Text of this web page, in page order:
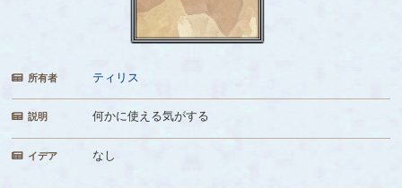
所有者 ティリス
説明 何かに使える気がする
イデア なし